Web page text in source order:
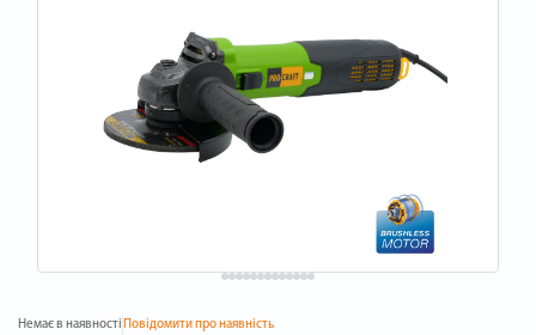
Немає в наявності Повідомити про наявність